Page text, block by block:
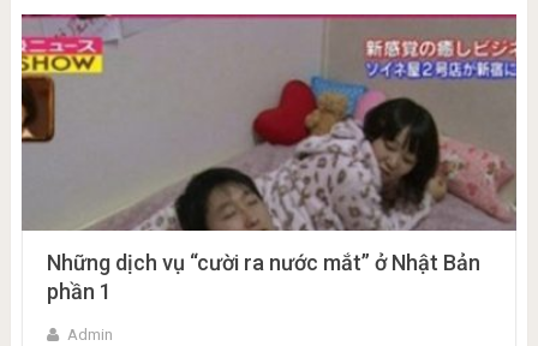
Những dịch vụ “cười ra nước mắt” ở Nhật Bản
phần 1
Admin